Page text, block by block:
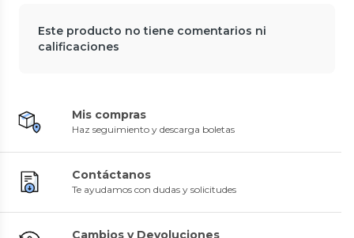
Este producto no tiene comentarios ni
calificaciones
Mis compras
Haz seguimiento y descarga boletas
Contáctanos
Te ayudamos con dudas y solicitudes
Cambios y Devoluciones